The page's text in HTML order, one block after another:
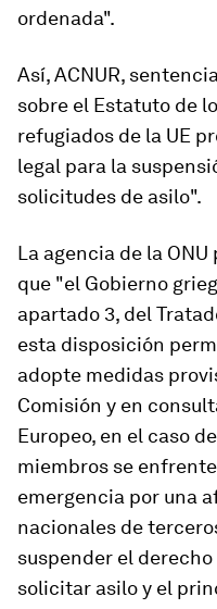
ordenada".
Así, ACNUR,
sobre el Estatuto de
refugiados de la UE
legal para la
solicitudes de asilo".
La agencia de la
que "el Gobierno
apartado 3, del
esta disposición
adopte medidas
Comisión y en
Europeo, en el caso
miembros se
emergencia por una
nacionales de
suspender el
solicitar asilo y el